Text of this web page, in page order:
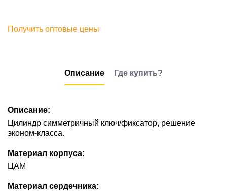
Получить оптовые цены
Описание Где купить?
Описание:
Цилиндр симметричный ключ/фиксатор, решение
эконом-класса.
Материал корпуса:
ЦАМ
Материал сердечника: